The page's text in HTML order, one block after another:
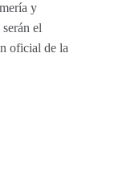
y
el
oficial de la